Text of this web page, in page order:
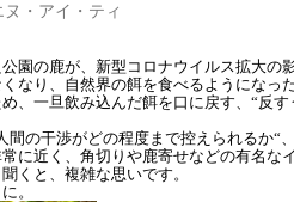
・アイ・ティ
園の鹿が、新型コロナウイルス拡大の
なり、自然界の餌を食べるようになっ
、一旦飲み込んだ餌を口に戻す、“反
の干渉がどの程度まで控えられるか“
に近く、角切りや鹿寄せなどの有名
くと、複雑な思いです。
。